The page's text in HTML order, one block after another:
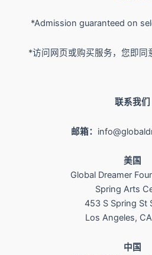
*Admission guaranteed on
*访问网页或购买服务，您即同
联系我们
邮箱：
美国
Global Dreamer
Spring Arts
453 S Spring St
Los Angeles,
​中国